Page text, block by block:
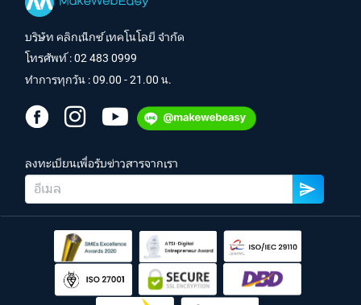
บริษัท คลิกเน็กซ์ เทคโนโลยี จำกัด
โทรศัพท์ :02 483 0999
ทำการทุกวัน : 09.00 - 21.00 น.
ลงทะเบียนเพื่อรับข่าวสารจากเรา